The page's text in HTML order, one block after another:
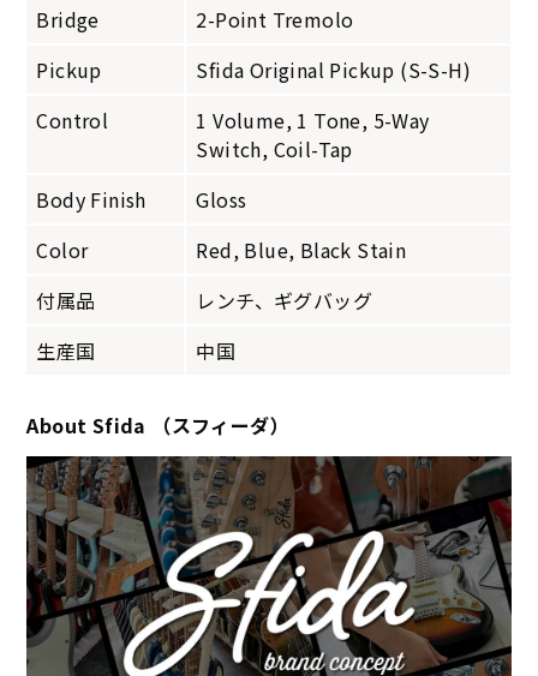
Bridge
2-Point Tremolo
Pickup
Sfida Original Pickup (S-S-H)
Control
1 Volume, 1 Tone, 5-Way
Switch, Coil-Tap
Body Finish
Gloss
Color
Red, Blue, Black Stain
付属品
レンチ、ギグバッグ
生産国
中国
About Sfida （スフィーダ）